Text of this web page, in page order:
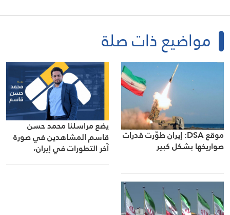
مواضيع ذات صلة
موقع DSA: إيران طوّرت قدرات
صواريخها بشكل كبير
يضع مراسلنا محمد حسن
قاسم المشاهدين في صورة
آخر التطورات في إيران،